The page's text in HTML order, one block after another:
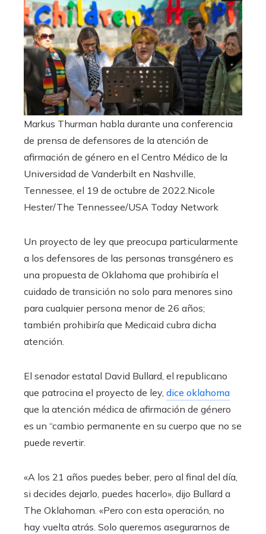
Markus Thurman habla durante una conferencia
de prensa de defensores de la atención de
afirmación de género en el Centro Médico de la
Universidad de Vanderbilt en Nashville,
Tennessee, el 19 de octubre de 2022.Nicole
Hester/The Tennessee/USA Today Network
Un proyecto de ley que preocupa particularmente
a los defensores de las personas transgénero es
una propuesta de Oklahoma que prohibiría el
cuidado de transición no solo para menores sino
para cualquier persona menor de 26 años;
también prohibiría que Medicaid cubra dicha
atención.
El senador estatal David Bullard, el republicano
que patrocina el proyecto de ley, dice oklahoma
que la atención médica de afirmación de género
es un “cambio permanente en su cuerpo que no se
puede revertir.
«A los 21 años puedes beber, pero al final del día,
si decides dejarlo, puedes hacerlo», dijo Bullard a
The Oklahoman. «Pero con esta operación, no
hay vuelta atrás. Solo queremos asegurarnos de